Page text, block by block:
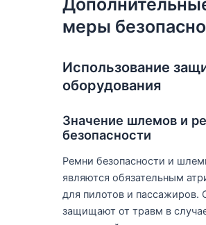
меры
Использование
оборудования
Значение шлемов и
безопасности
Ремни безопасности и
являются обязательным
для пилотов и пассажиров.
защищают от травм в